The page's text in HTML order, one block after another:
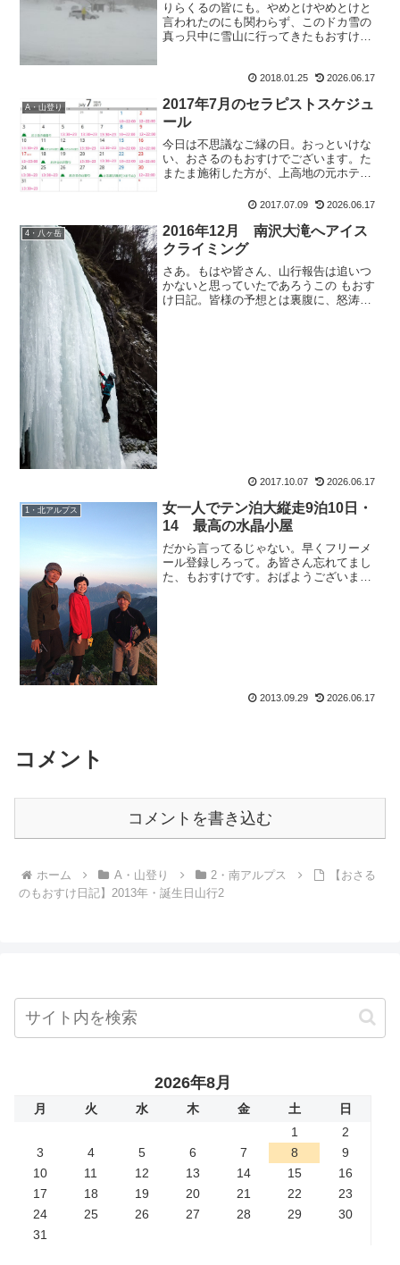
りらくるの皆にも。やめとけやめとけと
言われたのにも関わらず、このドカ雪の
真っ只中に雪山に行ってきたもおすけで
景でしたよ。駐車場の時点で。雪と風。
人はそれを吹雪と呼ぶ。だ...
2018.01.25 2026.06.17
A・山登り
2017年7月のセラピストスケジュ
ール
今日は不思議なご縁の日。おっといけな
い、おさるのもおすけでございます。た
またま施術した方が、上高地の元ホテル
足痛めちゃって～・・・」と、ガッツリ
で、遅くなりましたが7月...
2017.07.09 2026.06.17
4・八ヶ岳
2016年12月 南沢大滝へアイス
クライミング
さあ。もはや皆さん、山行報告は追いつ
かないと思っていたであろうこの もおす
け日記。皆様の予想とは裏腹に、怒涛の
2017.10.07 2026.06.17
1・北アルプス
女一人でテン泊大縦走9泊10日・
14 最高の水晶小屋
だから言ってるじゃない。早くフリーメ
ール登録しろって。あ皆さん忘れてまし
た、もおすけです。おぱようございま
2013.09.29 2026.06.17
コメント
コメントを書き込む
ホーム A・山登り 2・南アルプス
【おさる
のもおすけ日記】2013年・誕生日山行2
2026年8月
月 火 水 木 金 土
日
1
2
3
4 5 6 7 8
9
10
11 12 13 14 15
16
17
18 19 20 21 22
23
24
25 26 27 28 29
30
31